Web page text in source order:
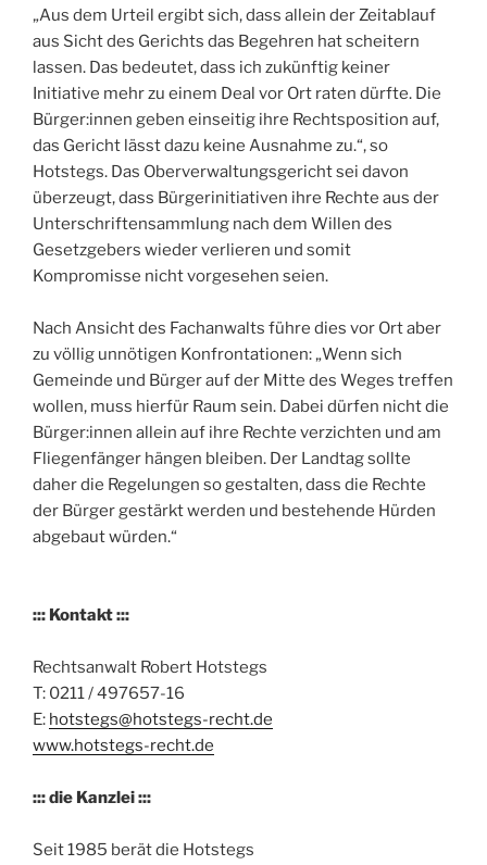
„Aus dem Urteil ergibt sich, dass allein der Zeitablauf
aus Sicht des Gerichts das Begehren hat scheitern
lassen. Das bedeutet, dass ich zukünftig keiner
Initiative mehr zu einem Deal vor Ort raten dürfte. Die
Bürger:innen geben einseitig ihre Rechtsposition auf,
das Gericht lässt dazu keine Ausnahme zu.“, so
Hotstegs. Das Oberverwaltungsgericht sei davon
überzeugt, dass Bürgerinitiativen ihre Rechte aus der
Unterschriftensammlung nach dem Willen des
Gesetzgebers wieder verlieren und somit
Kompromisse nicht vorgesehen seien.
Nach Ansicht des Fachanwalts führe dies vor Ort aber
zu völlig unnötigen Konfrontationen: „Wenn sich
Gemeinde und Bürger auf der Mitte des Weges treffen
wollen, muss hierfür Raum sein. Dabei dürfen nicht die
Bürger:innen allein auf ihre Rechte verzichten und am
Fliegenfänger hängen bleiben. Der Landtag sollte
daher die Regelungen so gestalten, dass die Rechte
der Bürger gestärkt werden und bestehende Hürden
abgebaut würden.“
::: Kontakt :::
Rechtsanwalt Robert Hotstegs
T: 0211 / 497657-16
E: hotstegs@hotstegs-recht.de
www.hotstegs-recht.de
::: die Kanzlei :::
Seit 1985 berät die Hotstegs